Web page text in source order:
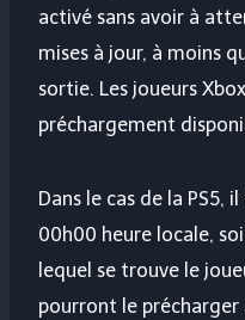
activé sans avoir à
mises à jour, à moins
sortie. Les joueurs
préchargement
Dans le cas de la
00h00 heure locale,
lequel se trouve le
pourront le